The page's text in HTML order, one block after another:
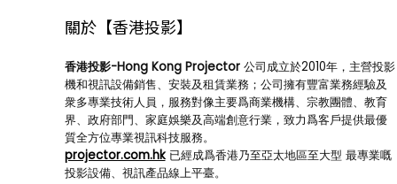
關於【香港投影】
香港投影-Hong Kong Projector公司成立於2010年，主營投影
機和視訊設備銷售、安裝及租賃業務；公司擁有豐富業務經驗及
衆多專業技術人員，服務對像主要爲商業機構、宗教團體、教育
界、政府部門、家庭娛樂及高端創意行業，致力爲客戶提供最優
質全方位專業視訊科技服務。
projector.com.hk已經成爲香港乃至亞太地區至大型 最專業嘅
投影設備、視訊產品線上平臺。